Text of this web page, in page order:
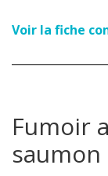
Voir la fiche
Fumoir